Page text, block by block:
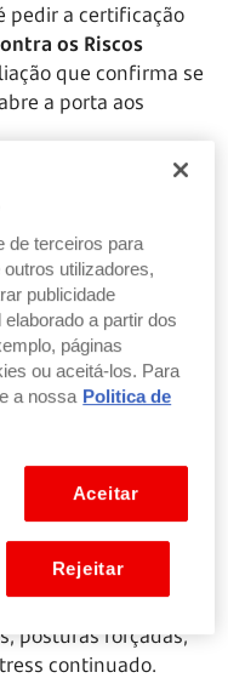
pedir a certificação
os Riscos
que confirma se
a porta aos
doença
vamos fazer um
aparecem ou
quando há
de risco
ou relevante, em
como
intenso,
posturas forçadas,
continuado.
de terceiros para
utilizadores,
publicidade
a partir dos
páginas
ou aceitá-los. Para
a nossa Politica de
Aceitar
Rejeitar